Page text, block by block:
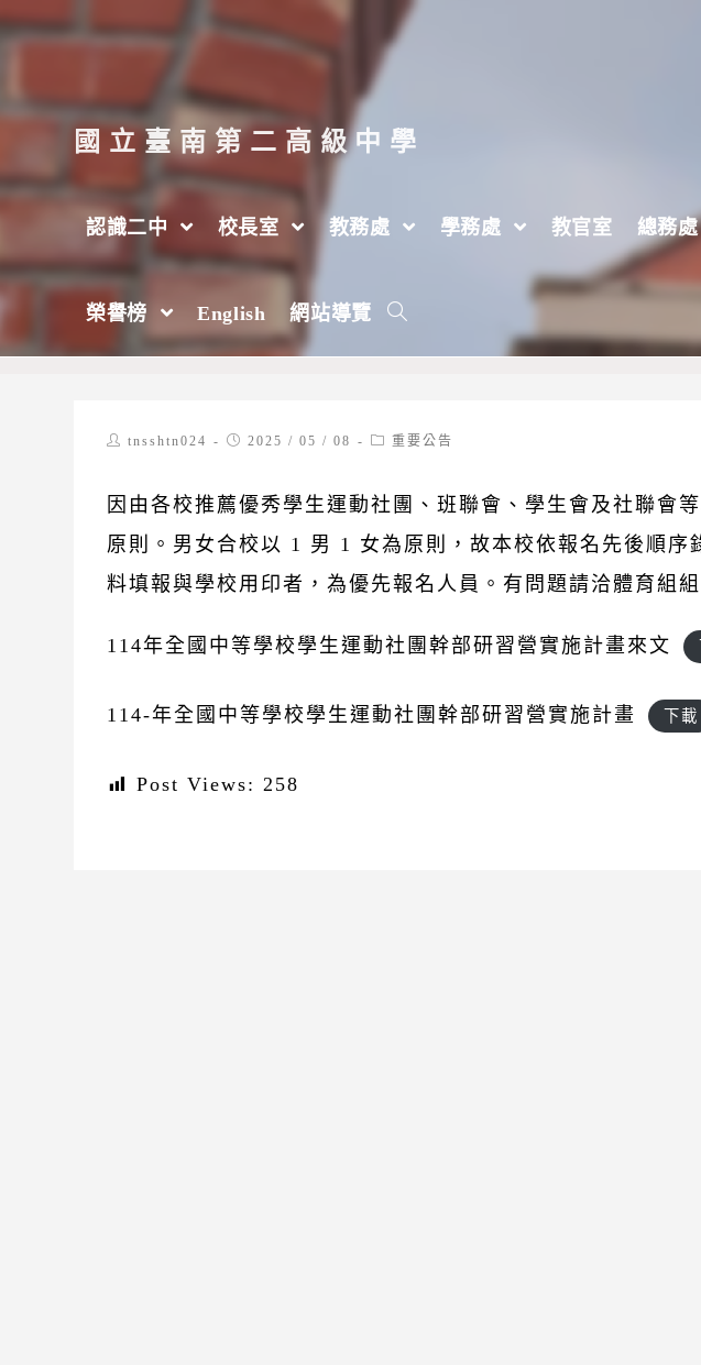
跳
至
要
內
容
國立臺南第二高級中學
認識二中 校長室 教務處 學務處 教官室 總務
榮譽榜 English 網站導覽
中華民國高級中等學校體育總會辦理「114年全國中等學校學
2025 年 > 5 月 > 8 日
Posttnsshtn024
Post2025 / 05 / 08
Post重要公告
因由各校推薦優秀學生運動社團、班聯會、學生會及社聯會
原則。男女合校以 1 男 1 女為原則，故本校依報名先後順序
料填報與學校用印者，為優先報名人員。有問題請洽體育組組
114年全國中等學校學生運動社團幹部研習營實施計畫來文
114-年全國中等學校學生運動社團幹部研習營實施計畫 下載
Post Views: 258